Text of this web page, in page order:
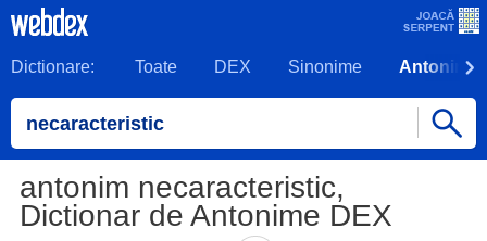
Dictionare: Toate DEX Sinonime Antonime
antonim necaracteristic,
Dictionar de Antonime DEX